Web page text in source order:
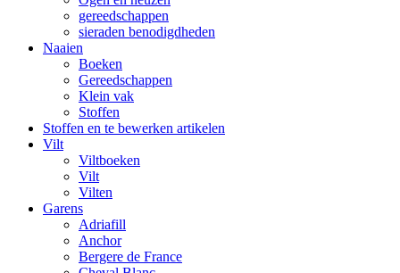
gereedschappen
sieraden benodigdheden
Naaien
Boeken
Gereedschappen
Klein vak
Stoffen
Stoffen en te bewerken artikelen
Vilt
Viltboeken
Vilt
Vilten
Garens
Adriafill
Anchor
Bergere de France